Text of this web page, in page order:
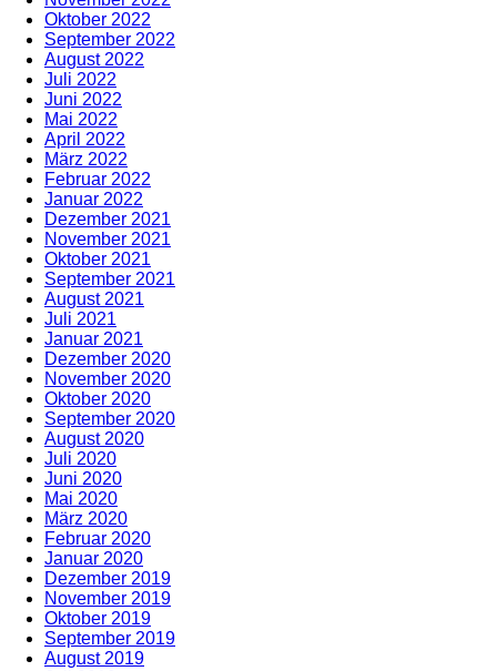
Oktober 2022
September 2022
August 2022
Juli 2022
Juni 2022
Mai 2022
April 2022
März 2022
Februar 2022
Januar 2022
Dezember 2021
November 2021
Oktober 2021
September 2021
August 2021
Juli 2021
Januar 2021
Dezember 2020
November 2020
Oktober 2020
September 2020
August 2020
Juli 2020
Juni 2020
Mai 2020
März 2020
Februar 2020
Januar 2020
Dezember 2019
November 2019
Oktober 2019
September 2019
August 2019